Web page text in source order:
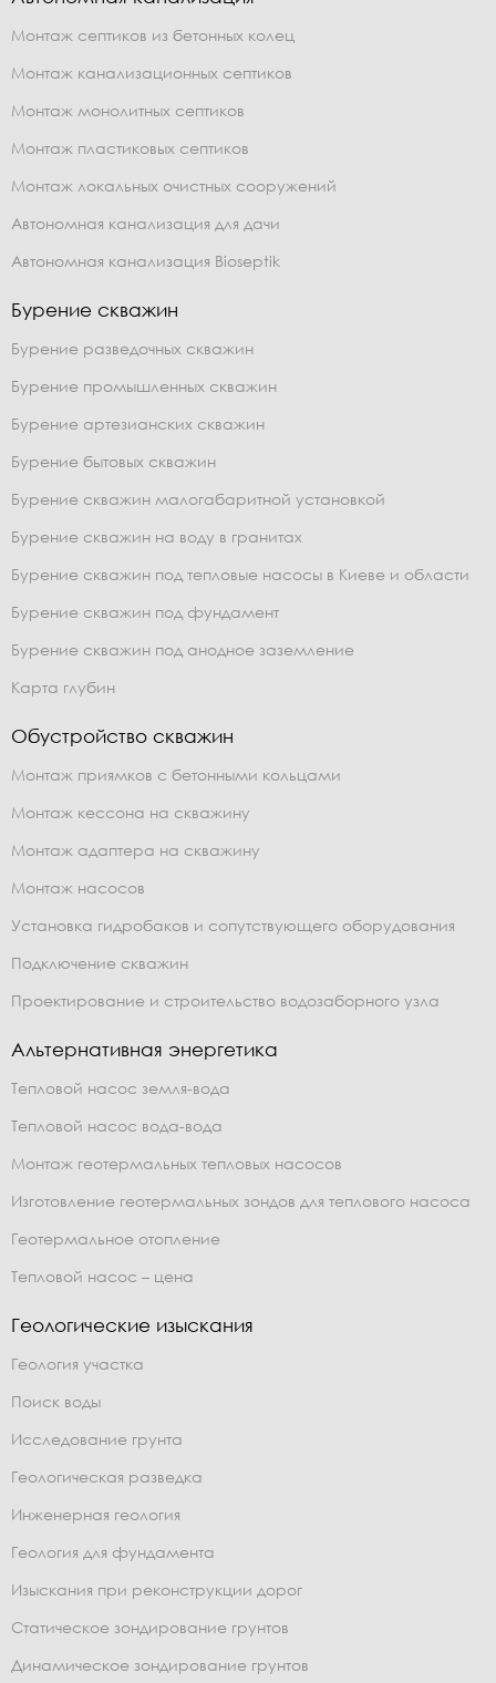
Монтаж септиков из бетонных колец
Монтаж канализационных септиков
Монтаж монолитных септиков
Монтаж пластиковых септиков
Монтаж локальных очистных сооружений
Автономная канализация для дачи
Автономная канализация Bioseptik
Бурение скважин
Бурение разведочных скважин
Бурение промышленных скважин
Бурение артезианских скважин
Бурение бытовых скважин
Бурение скважин малогабаритной установкой
Бурение скважин на воду в гранитах
Бурение скважин под тепловые насосы в Киеве и области
Бурение скважин под фундамент
Бурение скважин под анодное заземление
Карта глубин
Обустройство скважин
Монтаж приямков с бетонными кольцами
Монтаж кессона на скважину
Монтаж адаптера на скважину
Монтаж насосов
Установка гидробаков и сопутствующего оборудования
Подключение скважин
Проектирование и строительство водозаборного узла
Альтернативная энергетика
Тепловой насос земля-вода
Тепловой насос вода-вода
Монтаж геотермальных тепловых насосов
Изготовление геотермальных зондов для теплового насоса
Геотермальное отопление
Тепловой насос – цена
Геологические изыскания
Геология участка
Поиск воды
Исследование грунта
Геологическая разведка
Инженерная геология
Геология для фундамента
Изыскания при реконструкции дорог
Статическое зондирование грунтов
Динамическое зондирование грунтов